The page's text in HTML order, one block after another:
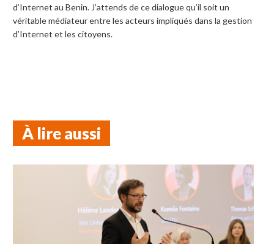
d’Internet au Benin. J’attends de ce dialogue qu’il soit un
véritable médiateur entre les acteurs impliqués dans la gestion
d’Internet et les citoyens.
À lire aussi